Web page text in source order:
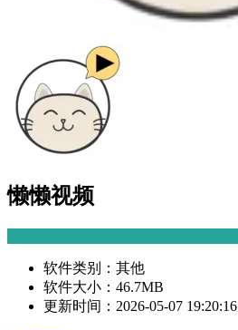
懒懒视频
软件类别： 其他
软件大小： 46.7MB
更新时间： 2026-05-07 19:20:16